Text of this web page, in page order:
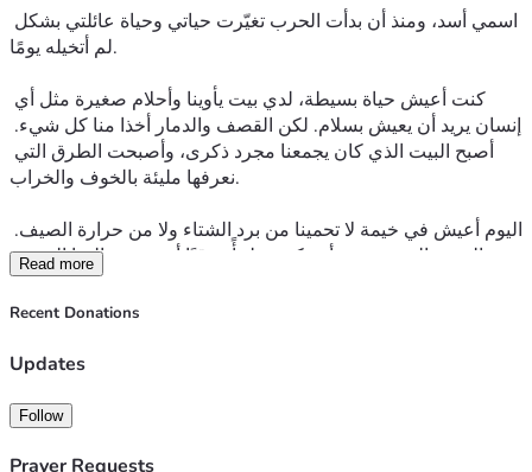
لم أتخيله يومًا.
نعرفها مليئة بالخوف والخراب.
الخيمة التي يفترض أن تكون ملجأً مؤقتًا أصبحت عالمنا الوحيد.
للبقاء. حتى النوم لم يعد راحة؛ فالحشرات أصبحت تشاركنا الخيمة،
الغبار والرطوبة والخوف، ونحاول أن نحافظ على كرامتنا رغم كل
Read more
Recent Donations
Updates
Follow
Prayer Requests